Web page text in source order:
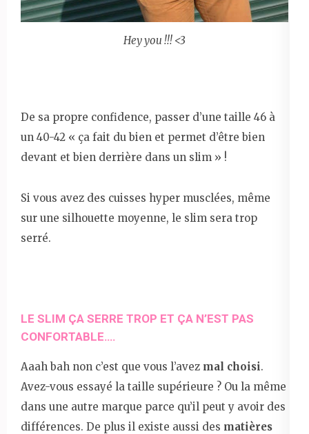
Hey you !!! <3
De sa propre confidence, passer d’une taille 46 à
un 40-42 « ça fait du bien et permet d’être bien
devant et bien derrière dans un slim » !
Si vous avez des cuisses hyper musclées, même
sur une silhouette moyenne, le slim sera trop
serré.
LE SLIM ÇA SERRE TROP ET ÇA N’EST PAS
CONFORTABLE….
Aaah bah non c’est que vous l’avez mal choisi.
Avez-vous essayé la taille supérieure ? Ou la même
dans une autre marque parce qu’il peut y avoir des
différences. De plus il existe aussi des matières